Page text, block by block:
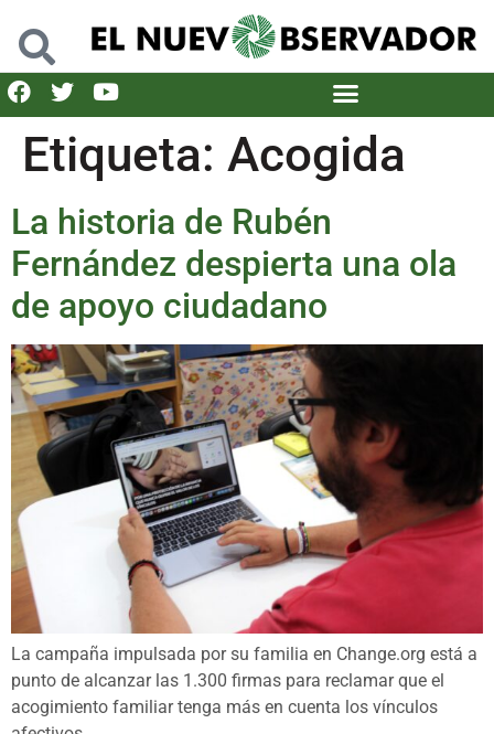
Etiqueta: Acogida
La historia de Rubén
Fernández despierta una ola
de apoyo ciudadano
La campaña impulsada por su familia en Change.org está a
punto de alcanzar las 1.300 firmas para reclamar que el
acogimiento familiar tenga más en cuenta los vínculos